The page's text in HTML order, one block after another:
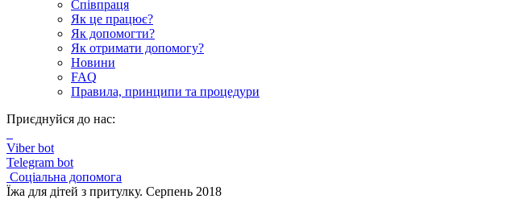
Співпраця
Як це працює?
Як допомогти?
Як отримати допомогу?
Новини
FAQ
Правила, принципи та процедури
Приєднуйся до нас:
Viber bot
Telegram bot
Соціальна допомога
Їжа для дітей з притулку. Серпень 2018